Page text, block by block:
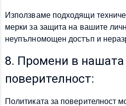
Използваме подходящи
мерки за защита на вашите
неупълномощен достъп и
8. Промени в нашата
поверителност:
Политиката за поверителност